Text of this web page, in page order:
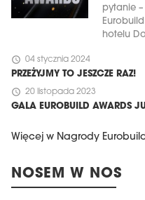
pytanie –
hotelu
schedule 04 stycznia 2024
PRZEŻYJMY TO JESZCZE RAZ!
schedule 20 listopada 2023
GALA EUROBUILD AWARDS
Więcej w Nagrody
NOSEM W NOS